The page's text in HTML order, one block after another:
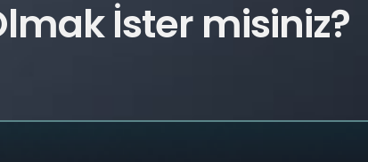
İster misiniz?